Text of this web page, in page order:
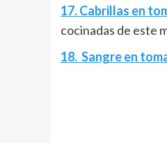
17. Cabrillas en
cocinadas de este
18. Sangre en